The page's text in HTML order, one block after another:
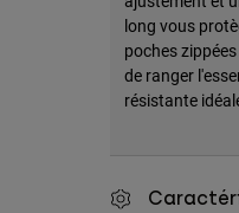
long vous
poches
de ranger
résistante